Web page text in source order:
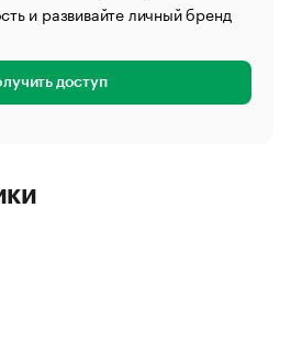
и развивайте личный бренд
доступ